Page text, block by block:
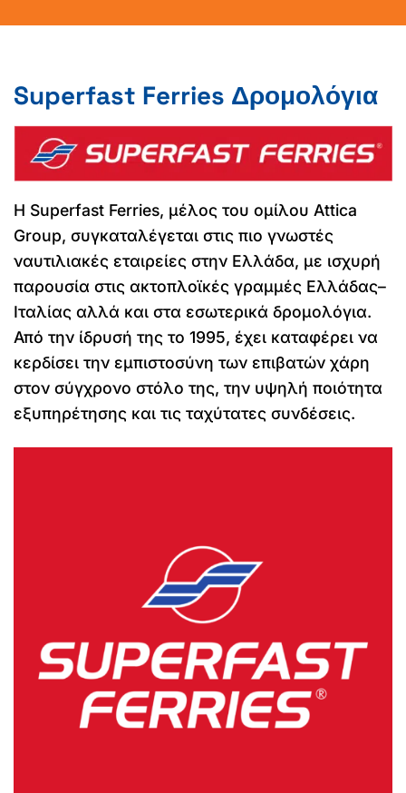
Superfast Ferries Δρομολόγια
Η Superfast Ferries, μέλος του ομίλου Attica
Group, συγκαταλέγεται στις πιο γνωστές
ναυτιλιακές εταιρείες στην Ελλάδα, με ισχυρή
παρουσία στις ακτοπλοϊκές γραμμές Ελλάδας–
Ιταλίας αλλά και στα εσωτερικά δρομολόγια.
Από την ίδρυσή της το 1995, έχει καταφέρει να
κερδίσει την εμπιστοσύνη των επιβατών χάρη
στον σύγχρονο στόλο της, την υψηλή ποιότητα
εξυπηρέτησης και τις ταχύτατες συνδέσεις.